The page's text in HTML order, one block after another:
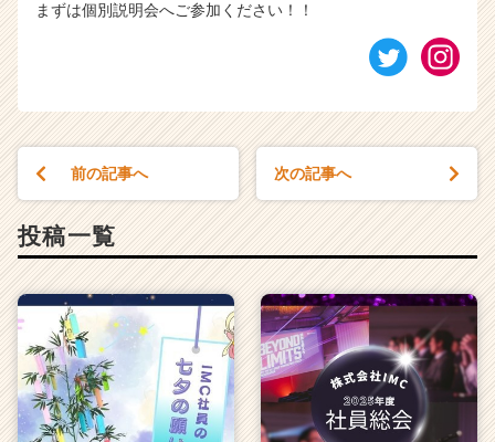
まずは個別説明会へご参加ください！！
前の記事へ 次の記事へ
投稿一覧